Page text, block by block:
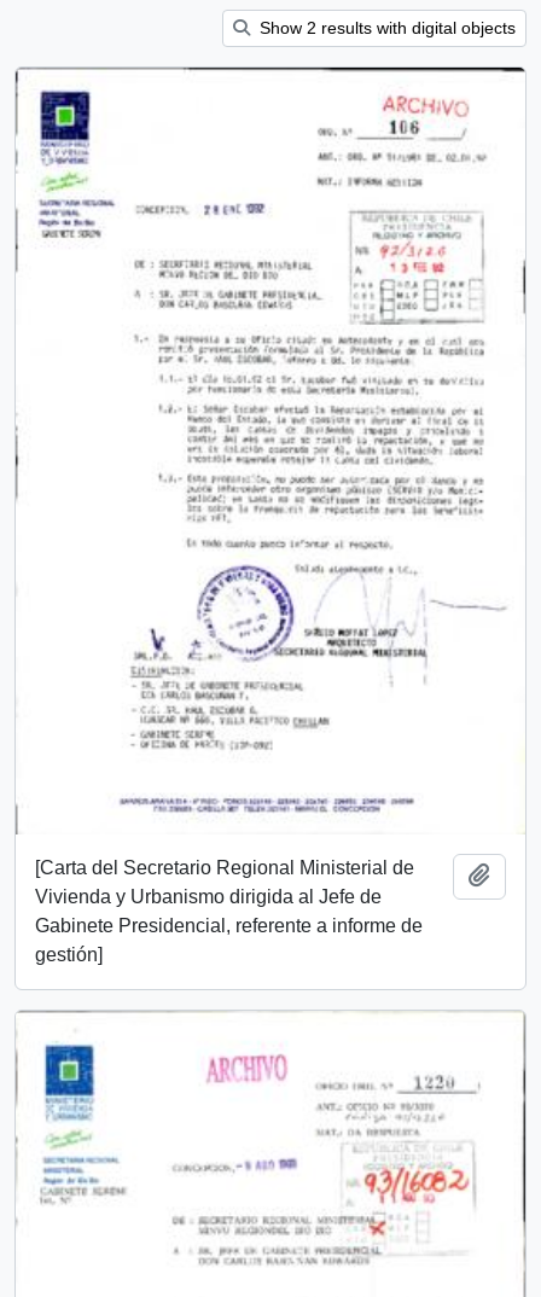
Show 2 results with digital objects
[Carta del Secretario Regional Ministerial de
Vivienda y Urbanismo dirigida al Jefe de
Gabinete Presidencial, referente a informe de
gestión]